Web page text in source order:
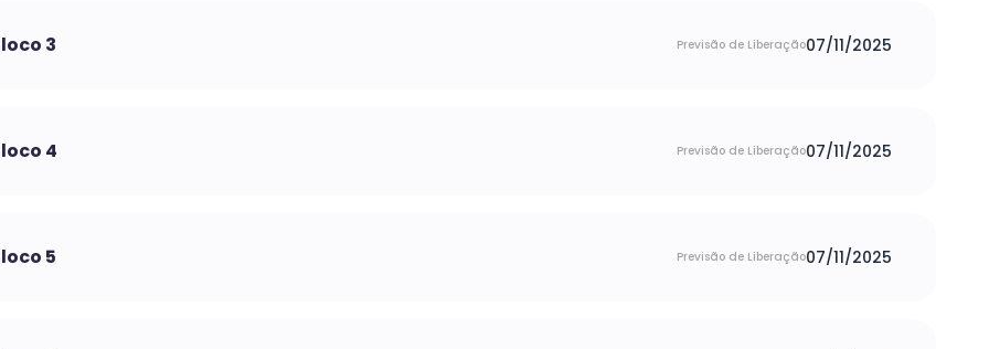
3 Previsão de Liberação07/11/2025
4 Previsão de Liberação07/11/2025
5 Previsão de Liberação07/11/2025